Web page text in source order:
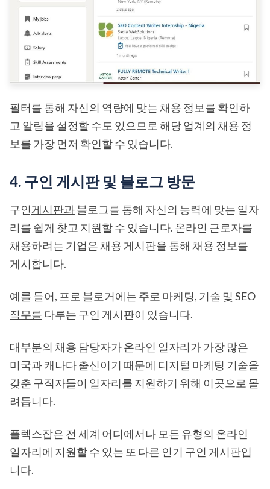
필터를 통해 자신의 역량에 맞는 채용 정보를 확인하
고 알림을 설정할 수도 있으므로 해당 업계의 채용 정
보를 가장 먼저 확인할 수 있습니다.
4. 구인 게시판 및 블로그 방문
구인게시판과블로그를 통해 자신의 능력에 맞는 일자
리를 쉽게 찾고 지원할 수 있습니다. 온라인 근로자를
채용하려는 기업은 채용 게시판을 통해 채용 정보를
게시합니다.
예를 들어, 프로 블로거에는 주로 마케팅, 기술 및 SEO
직무를 다루는 구인 게시판이 있습니다.
대부분의 채용 담당자가온라인 일자리가가장 많은
미국과 캐나다 출신이기 때문에 디지털 마케팅 기술을
갖춘 구직자들이 일자리를 지원하기 위해 이곳으로 몰
려듭니다.
플렉스잡은 전 세계 어디에서나 모든 유형의 온라인
일자리에 지원할 수 있는 또 다른 인기 구인 게시판입
니다.